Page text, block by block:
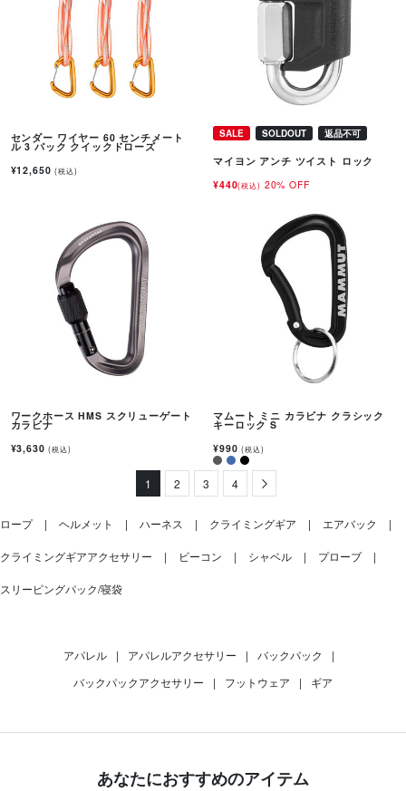
センダー ワイヤー 60 センチメート
ル 3 パック クイックドローズ
¥12,650(税込)
SALE SOLDOUT 返品不可
マイヨン アンチ ツイスト ロック
¥440(税込) 20% OFF
ワークホース HMS スクリューゲート
カラビナ
¥3,630(税込)
マムート ミニ カラビナ クラシック
キーロック S
¥990(税込)
1 2 3 4
ロープ ヘルメット ハーネス クライミングギア エアバック
クライミングギアアクセサリー ビーコン シャベル プローブ
スリーピングパック/寝袋
アパレル | アパレルアクセサリー | バックパック
|
バックパックアクセサリー
| フットウェア | ギア
あなたにおすすめのアイテム